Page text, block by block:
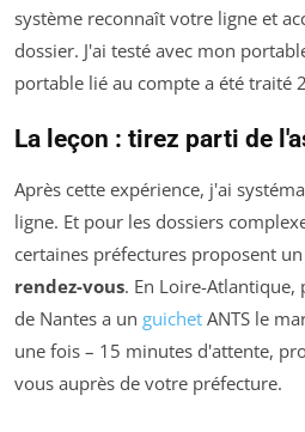
système reconnaît votre ligne et
dossier. J'ai testé avec mon
portable lié au compte a été traité
La leçon : tirez parti de
Après cette expérience, j'ai
ligne. Et pour les dossiers
certaines préfectures proposent un
rendez-vous. En Loire-
de Nantes a un guichet ANTS le
une fois – 15 minutes d'attente,
vous auprès de votre préfecture.